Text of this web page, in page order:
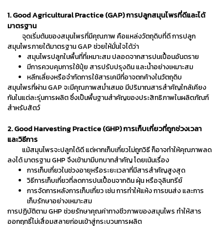
1. Good Agricultural Practice (GAP)การปลูกสมุนไพรที่ดีและได้
มาตรฐาน
จุดเริ่มต้นของสมุนไพรที่มีคุณภาพ คือแหล่งวัตถุดิบที่ดี การปลูก
สมุนไพรภายใต้มาตรฐาน GAP ช่วยให้มั่นใจได้ว่า
สมุนไพรปลูกในพื้นที่ที่เหมาะสม ปลอดจากสารปนเปื้อนอันตราย
มีการควบคุมการใช้ปุ๋ย สารปรับปรุงดิน และน้ำอย่างเหมาะสม
หลีกเลี่ยงหรือจำกัดการใช้สารเคมีที่อาจตกค้างในวัตถุดิบ
สมุนไพรที่ผ่าน GAP จะมีคุณภาพสม่ำเสมอ มีปริมาณสารสำคัญใกล้เคียง
กันในแต่ละรุ่นการผลิต ซึ่งเป็นพื้นฐานสำคัญของประสิทธิภาพในผลิตภัณฑ์
สำหรับสัตว์
2. Good Harvesting Practice (GHP) การเก็บเกี่ยวที่ถูกช่วงเวลา
และวิธีการ
แม้สมุนไพรจะปลูกได้ดี แต่หากเก็บเกี่ยวไม่ถูกวิธี ก็อาจทำให้คุณภาพลด
ลงได้ มาตรฐาน GHP จึงเข้ามามีบทบาทสำคัญ โดยเน้นเรื่อง
การเก็บเกี่ยวในช่วงอายุหรือระยะเวลาที่มีสารสำคัญสูงสุด
วิธีการเก็บเกี่ยวที่ลดการปนเปื้อนจากดิน ฝุ่น หรือจุลินทรีย์
การจัดการหลังการเก็บเกี่ยว เช่น การทำให้แห้ง การขนส่ง และการ
เก็บรักษาอย่างเหมาะสม
การปฏิบัติตาม GHP ช่วยรักษาคุณค่าทางชีวภาพของสมุนไพร ทำให้สาร
ออกฤทธิ์ไม่เสื่อมสลายก่อนเข้าสู่กระบวนการผลิต